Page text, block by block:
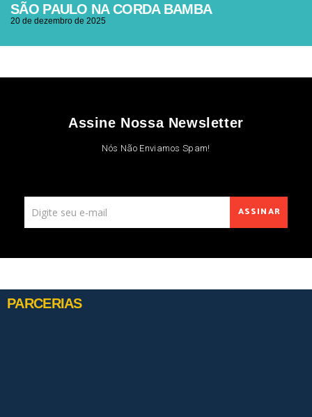
SÃO PAULO NA CORDA BAMBA
20 de dezembro de 2025
Assine Nossa Newsletter
Nós Não Enviamos Spam!
ASSINAR
PARCERIAS